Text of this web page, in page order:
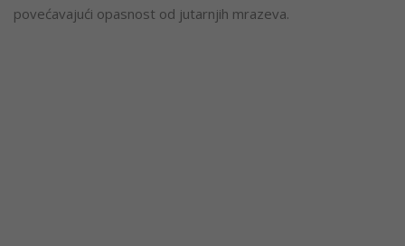
povećavajući opasnost od jutarnjih mrazeva.